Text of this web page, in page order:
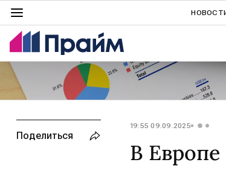
19:55 09.09.2025
В
Поделиться